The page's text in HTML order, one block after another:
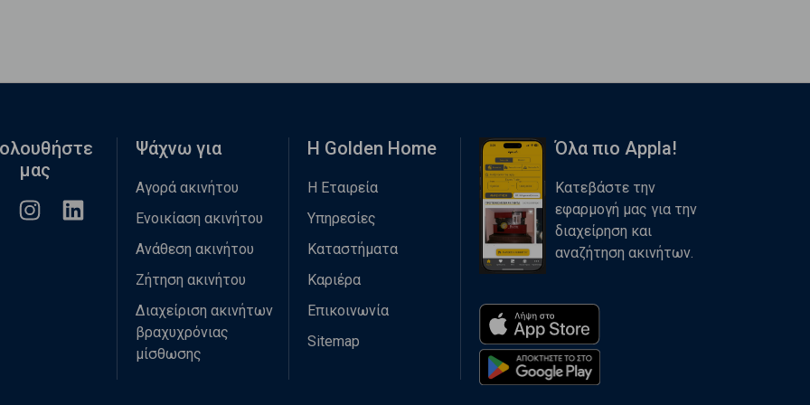
μας
Ψάχνω για
Αγορά ακινήτου
Ενοικίαση ακινήτου
Ανάθεση ακινήτου
Ζήτηση ακινήτου
Διαχείριση ακινήτων
βραχυχρόνιας
μίσθωσης
Η Golden Home
Η Εταιρεία
Υπηρεσίες
Καταστήματα
Καριέρα
Επικοινωνία
Sitemap
Όλα πιο Appla!
Κατεβάστε την
εφαρμογή μας για την
διαχείρηση και
αναζήτηση ακινήτων.